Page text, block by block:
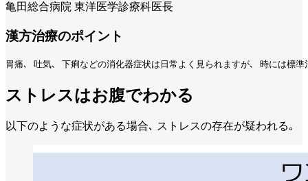
亀田総合病院 東洋医学診療科医長
漢方治療のポイント
胃痛､ 吐気､ 下痢などの消化器症状は日常よく見られますが､ 時には標
ストレスはお腹でわかる
以下のような症状がある場合､ ストレスの存在が疑われる｡